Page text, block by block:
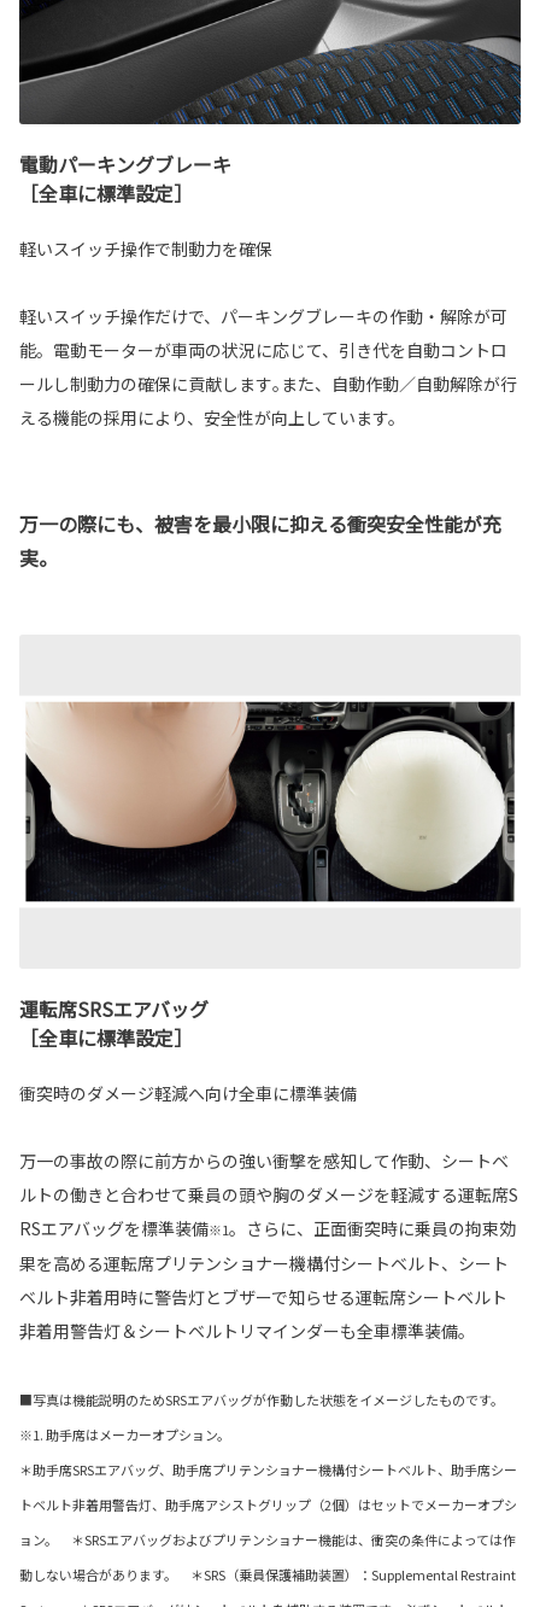
電動パーキングブレーキ
［全車に標準設定］
軽いスイッチ操作で制動力を確保
軽いスイッチ操作だけで、パーキングブレーキの作動・解除が可
能。電動モーターが車両の状況に応じて、引き代を自動コントロ
ールし制動力の確保に貢献します｡また、自動作動／自動解除が行
える機能の採用により、安全性が向上しています。
万一の際にも、被害を最小限に抑える衝突安全性能が充
実。
運転席SRSエアバッグ
［全車に標準設定］
衝突時のダメージ軽減へ向け全車に標準装備
万一の事故の際に前方からの強い衝撃を感知して作動、シートベ
ルトの働きと合わせて乗員の頭や胸のダメージを軽減する運転席S
RSエアバッグを標準装備※1。さらに、正面衝突時に乗員の拘束効
果を高める運転席プリテンショナー機構付シートベルト、シート
ベルト非着用時に警告灯とブザーで知らせる運転席シートベルト
非着用警告灯＆シートベルトリマインダーも全車標準装備。
■写真は機能説明のためSRSエアバッグが作動した状態をイメージしたものです。
※1. 助手席はメーカーオプション。
＊助手席SRSエアバッグ、助手席プリテンショナー機構付シートベルト、助手席シー
トベルト非着用警告灯、助手席アシストグリップ（2個）はセットでメーカーオプシ
ョン。 ＊SRSエアバッグおよびプリテンショナー機能は、衝突の条件によっては作
動しない場合があります。 ＊SRS（乗員保護補助装置）：Supplemental Restraint